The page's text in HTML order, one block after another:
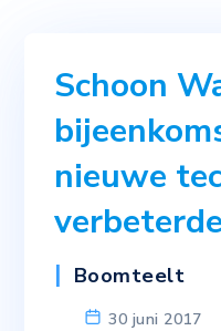
Schoon
nieuwe
Boomteelt
30 juni 2017